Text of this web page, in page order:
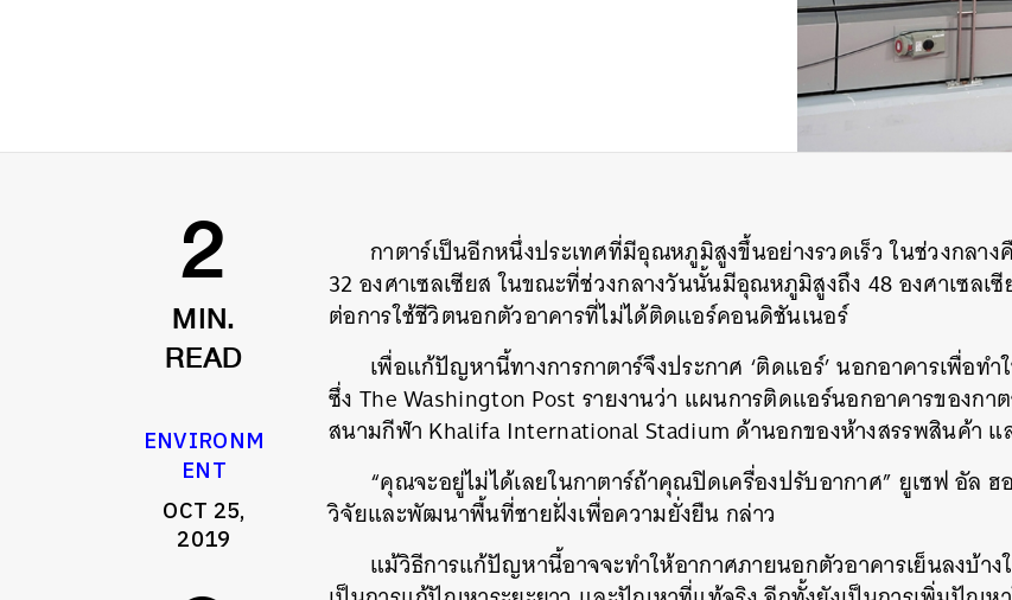
2
MIN.
READ
ENVIRONM
ENT
OCT 25,
2019
กาตาร์เป็นอีกหนึ่งประเทศที่มีอุณหภูมิสูงขึ้นอย่างรวดเร็ว ในช่วงกลา
32องศาเซลเซียสในขณะที่ช่วงกลางวันนั้นมีอุณหภูมิสูงถึง 48องศาเซลเ
ต่อการใช้ชีวิตนอกตัวอาคารที่ไม่ได้ติดแอร์คอนดิชันเนอร์
เพื่อแก้ปัญหานี้ทางการกาตาร์จึงประกาศ ‘ติดแอร์’นอกอาคารเพื่อท
ซึ่ง The Washington Postรายงานว่า แผนการติดแอร์นอกอาคารของกา
สนามกีฬา Khalifa International Stadium ด้านอกของห้างสรรพสินค้า แ
“คุณจะอยู่ไม่ได้เลยในกาตาร์ถ้าคุณปิดเครื่องปรับอากาศ” ยูเซฟอัล ฮ
วิจัยและพัฒนาพื้นที่ชายฝั่งเพื่อความยั่งยืนกล่าว
แม้วิธีการแก้ปัญหานี้อาจจะทำให้อากาศภายนอกตัวอาคารเย็นลงบ้า